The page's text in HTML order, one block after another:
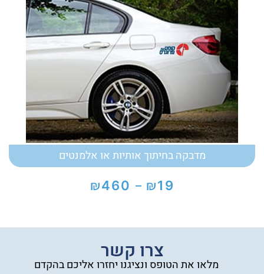
מדבקה בחיתוך אותיות או אלמנטים
₪19
–
₪460
טווח
עד
צרו קשר
מלאו את הטופס ונציגנו יחזרו אליכם בהקדם